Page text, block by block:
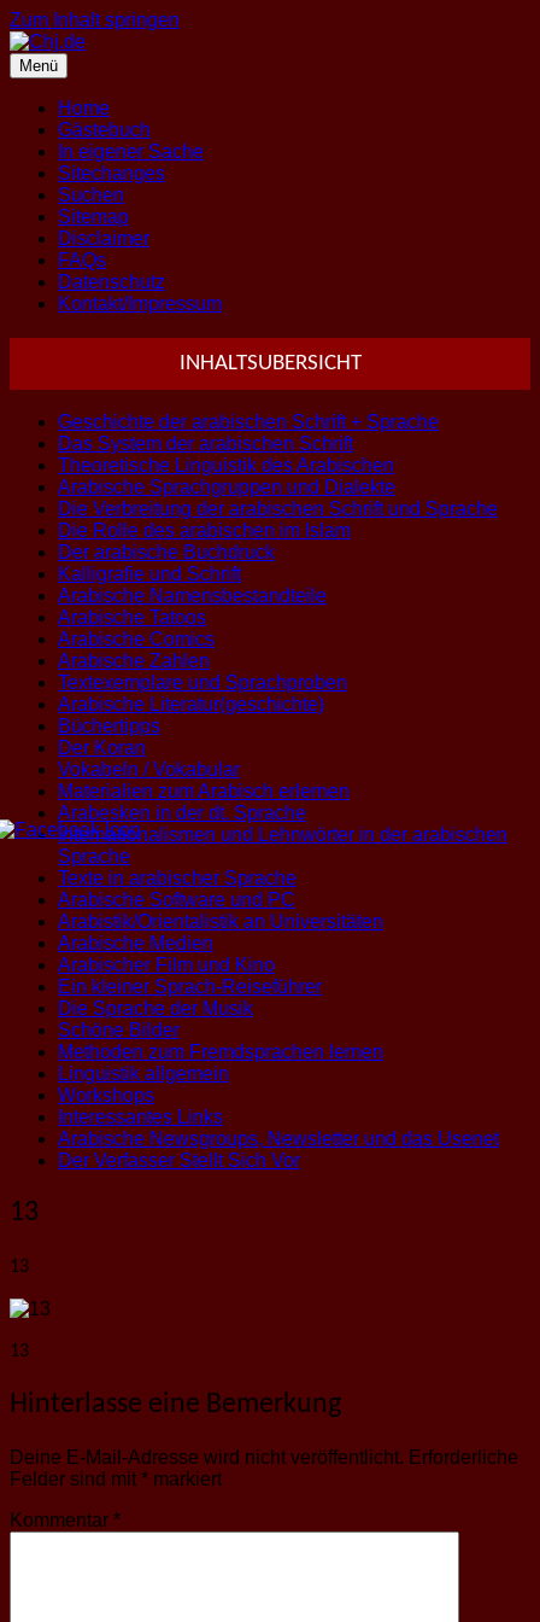
Zum Inhalt springen
Menü
Home
Gästebuch
In eigener Sache
Sitechanges
Suchen
Sitemap
Disclaimer
FAQs
Datenschutz
Kontakt/Impressum
INHALTSUBERSICHT
Geschichte der arabischen Schrift + Sprache
Das System der arabischen Schrift
Theoretische Linguistik des Arabischen
Arabische Sprachgruppen und Dialekte
Die Verbreitung der arabischen Schrift und Sprache
Die Rolle des arabischen im Islam
Der arabische Buchdruck
Kalligrafie und Schrift
Arabische Namensbestandteile
Arabische Tatoos
Arabische Comics
Arabische Zahlen
Textexemplare und Sprachproben
Arabische Literatur(geschichte)
Büchertipps
Der Koran
Vokabeln / Vokabular
Materialien zum Arabisch erlernen
Arabesken in der dt. Sprache
Internationalismen und Lehnwörter in der arabischen
Sprache
Texte in arabischer Sprache
Arabische Software und PC
Arabistik/Orientalistik an Universitäten
Arabische Medien
Arabischer Film und Kino
Ein kleiner Sprach-Reiseführer
Die Sprache der Musik
Schöne Bilder
Methoden zum Fremdsprachen lernen
Linguistik allgemein
Workshops
Interessantes Links
Arabische Newsgroups, Newsletter und das Usenet
Der Verfasser Stellt Sich Vor
13
13
13
Hinterlasse eine Bemerkung
Deine E-Mail-Adresse wird nicht veröffentlicht. Erforderliche
Felder sind mit * markiert
Kommentar *